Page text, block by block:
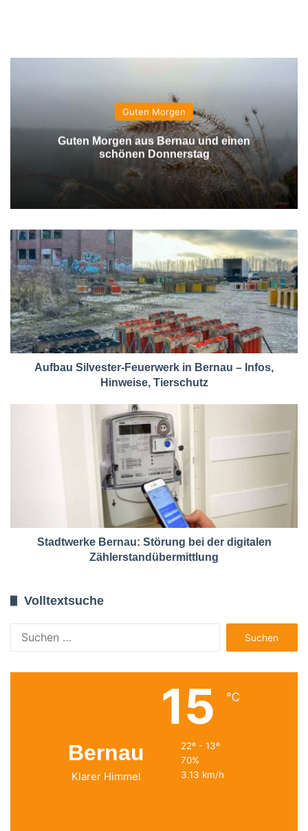
Guten Morgen
Guten Morgen aus Bernau und einen
schönen Donnerstag
Aufbau Silvester-Feuerwerk in Bernau – Infos,
Hinweise, Tierschutz
Stadtwerke Bernau: Störung bei der digitalen
Zählerstandübermittlung
Volltextsuche
nach:
Bernau
Klarer Himmel
15 ℃
22º - 13º
70%
3.13 km/h